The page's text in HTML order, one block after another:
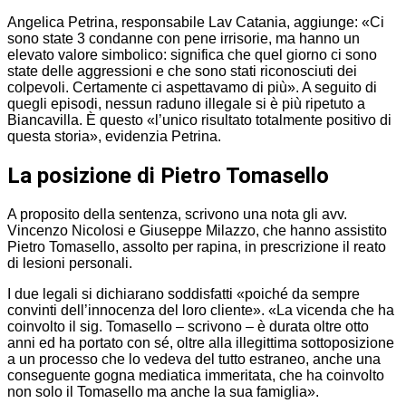
Angelica Petrina, responsabile Lav Catania, aggiunge: «Ci
sono state 3 condanne con pene irrisorie, ma hanno un
elevato valore simbolico: significa che quel giorno ci sono
state delle aggressioni e che sono stati riconosciuti dei
colpevoli. Certamente ci aspettavamo di più». A seguito di
quegli episodi, nessun raduno illegale si è più ripetuto a
Biancavilla. È questo «l’unico risultato totalmente positivo di
questa storia», evidenzia Petrina.
La posizione di Pietro Tomasello
A proposito della sentenza, scrivono una nota gli avv.
Vincenzo Nicolosi e Giuseppe Milazzo, che hanno assistito
Pietro Tomasello, assolto per rapina, in prescrizione il reato
di lesioni personali.
I due legali si dichiarano soddisfatti «poiché da sempre
convinti dell’innocenza del loro cliente». «La vicenda che ha
coinvolto il sig. Tomasello – scrivono – è durata oltre otto
anni ed ha portato con sé, oltre alla illegittima sottoposizione
a un processo che lo vedeva del tutto estraneo, anche una
conseguente gogna mediatica immeritata, che ha coinvolto
non solo il Tomasello ma anche la sua famiglia».